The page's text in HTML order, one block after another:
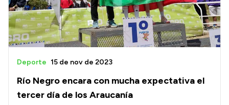
Río Negro encara con mucha expectativa el
tercer día de los Araucanía
Deporte 15 de nov de 2023